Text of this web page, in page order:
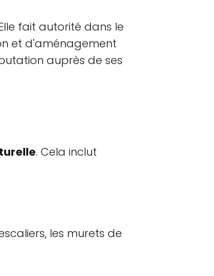
fait autorité dans le
et d'aménagement
auprès de ses
. Cela inclut
les murets de